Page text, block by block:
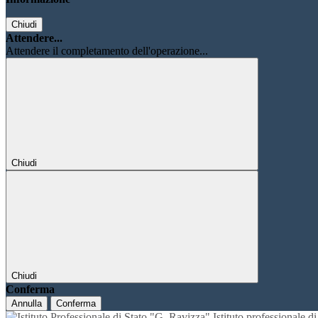
Chiudi
Attendere...
Attendere il completamento dell'operazione...
Chiudi
Chiudi
Conferma
Annulla Conferma